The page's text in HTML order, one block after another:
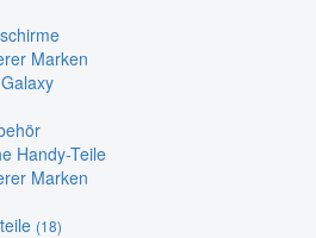
Marken
Handy-Teile
Marken
(18)